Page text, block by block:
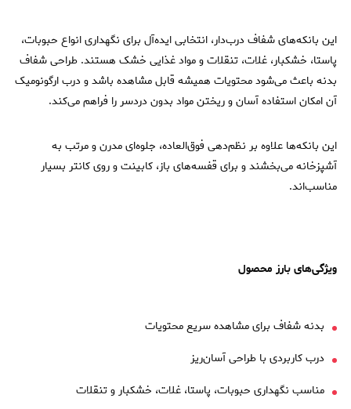
این بانکه‌های شفاف درب‌دار، انتخابی ایده‌آل برای نگهداری انواع حبوبات،
پاستا، خشکبار، غلات، تنقلات و مواد غذایی خشک هستند. طراحی شفاف
بدنه باعث می‌شود محتویات همیشه قابل مشاهده باشد و درب ارگونومیک
آن امکان استفاده آسان و ریختن مواد بدون دردسر را فراهم می‌کند.
این بانکه‌ها علاوه بر نظم‌دهی فوق‌العاده، جلوه‌ای مدرن و مرتب به
آشپزخانه می‌بخشند و برای قفسه‌های باز، کابینت و روی کانتر بسیار
مناسب‌اند.
ویژگی‌های بارز محصول
بدنه شفاف برای مشاهده سریع محتویات
درب کاربردی با طراحی آسان‌ریز
مناسب نگهداری حبوبات، پاستا، غلات، خشکبار و تنقلات